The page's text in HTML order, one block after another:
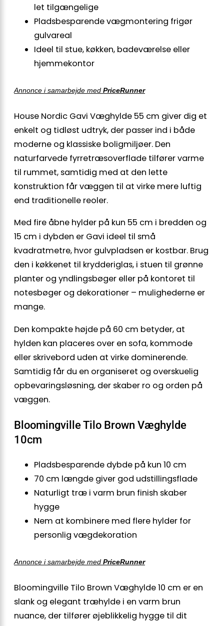
let tilgængelige
Pladsbesparende vægmontering frigør
gulvareal
Ideel til stue, køkken, badeværelse eller
hjemmekontor
Annonce i samarbejde med PriceRunner
House Nordic Gavi Væghylde 55 cm giver dig et
enkelt og tidløst udtryk, der passer ind i både
moderne og klassiske boligmiljøer. Den
naturfarvede fyrretræsoverflade tilfører varme
til rummet, samtidig med at den lette
konstruktion får væggen til at virke mere luftig
end traditionelle reoler.
Med fire åbne hylder på kun 55 cm i bredden og
15 cm i dybden er Gavi ideel til små
kvadratmetre, hvor gulvpladsen er kostbar. Brug
den i køkkenet til krydderiglas, i stuen til grønne
planter og yndlingsbøger eller på kontoret til
notesbøger og dekorationer – mulighederne er
mange.
Den kompakte højde på 60 cm betyder, at
hylden kan placeres over en sofa, kommode
eller skrivebord uden at virke dominerende.
Samtidig får du en organiseret og overskuelig
opbevaringsløsning, der skaber ro og orden på
væggen.
Bloomingville Tilo Brown Væghylde
10cm
Pladsbesparende dybde på kun 10 cm
70 cm længde giver god udstillingsflade
Naturligt træ i varm brun finish skaber
hygge
Nem at kombinere med flere hylder for
personlig vægdekoration
Annonce i samarbejde med PriceRunner
Bloomingville Tilo Brown Væghylde 10 cm er en
slank og elegant træhylde i en varm brun
nuance, der tilfører øjeblikkelig hygge til dit